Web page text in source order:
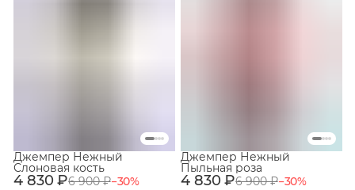
4 830 ₽6 900 ₽−30%
Джемпер Нежный
Слоновая кость
4 830 ₽6 900 ₽−30%
Джемпер Нежный
Пыльная роза